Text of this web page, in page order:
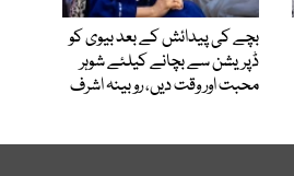
بچے کی پیدائش کے بعد بیوی کو
ڈپریشن سے بچانے کیلئے شوہر
محبت اور وقت دیں، روبینہ اشرف